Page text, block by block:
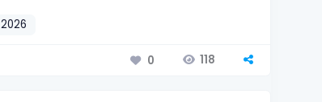
2026
0 118